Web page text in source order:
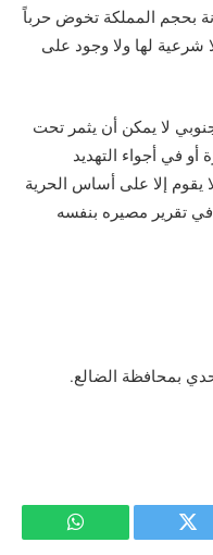
بحجم المملكة تخوض حرباً
شرعية لها ولا وجود على
لا يمكن أن يثمر تحت
في أجواء التهديد
يقوم إلا على أساس الحرية
تقرير مصيره بنفسه
بمحافظة الضالع.
تويتر واتساب